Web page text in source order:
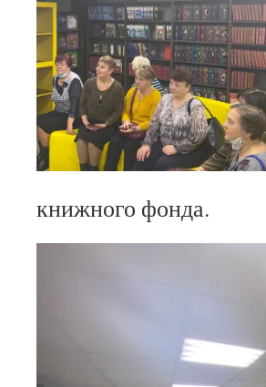
книжного фонда.